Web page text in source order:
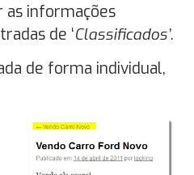
as informações
de ‘Classificados’.
de forma individual,